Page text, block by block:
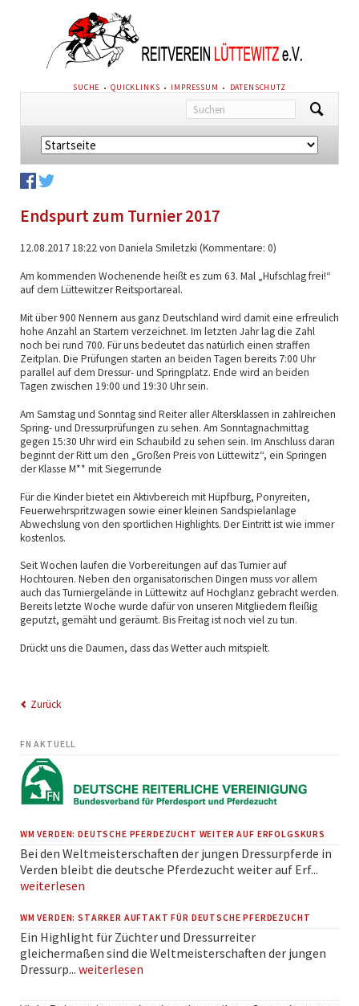
NAVIGATION
ÜBERSPRINGEN
SUCHE QUICKLINKS IMPRESSUM DATENSCHUTZ
Navigation
überspringen
Endspurt zum Turnier 2017
12.08.2017 18:22von Daniela Smiletzki (Kommentare: 0)
Am kommenden Wochenende heißt es zum 63. Mal „Hufschlag frei!“
auf dem Lüttewitzer Reitsportareal.
Mit über 900 Nennern aus ganz Deutschland wird damit eine erfreulich
hohe Anzahl an Startern verzeichnet. Im letzten Jahr lag die Zahl
noch bei rund 700. Für uns bedeutet das natürlich einen straffen
Zeitplan. Die Prüfungen starten an beiden Tagen bereits 7:00 Uhr
parallel auf dem Dressur- und Springplatz. Ende wird an beiden
Tagen zwischen 19:00 und 19:30 Uhr sein.
Am Samstag und Sonntag sind Reiter aller Altersklassen in zahlreichen
Spring- und Dressurprüfungen zu sehen. Am Sonntagnachmittag
gegen 15:30 Uhr wird ein Schaubild zu sehen sein. Im Anschluss daran
beginnt der Ritt um den „Großen Preis von Lüttewitz“, ein Springen
der Klasse M** mit Siegerrunde
Für die Kinder bietet ein Aktivbereich mit Hüpfburg, Ponyreiten,
Feuerwehrspritzwagen sowie einer kleinen Sandspielanlage
Abwechslung von den sportlichen Highlights. Der Eintritt ist wie immer
kostenlos.
Seit Wochen laufen die Vorbereitungen auf das Turnier auf
Hochtouren. Neben den organisatorischen Dingen muss vor allem
auch das Turniergelände in Lüttewitz auf Hochglanz gebracht werden.
Bereits letzte Woche wurde dafür von unseren Mitgliedern fleißig
geputzt, gemäht und geräumt. Bis Freitag ist noch viel zu tun.
Drückt uns die Daumen, dass das Wetter auch mitspielt.
Zurück
FN AKTUELL
WM VERDEN: DEUTSCHE PFERDEZUCHT WEITER AUF ERFOLGSKURS
Bei den Weltmeisterschaften der jungen Dressurpferde in
Verden bleibt die deutsche Pferdezucht weiter auf Erf...
weiterlesen
WM VERDEN: STARKER AUFTAKT FÜR DEUTSCHE PFERDEZUCHT
Ein Highlight für Züchter und Dressurreiter
gleichermaßen sind die Weltmeisterschaften der jungen
Dressurp... weiterlesen